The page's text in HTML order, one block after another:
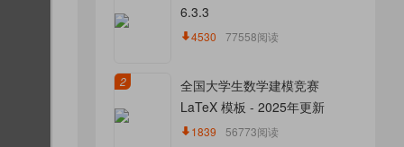
6.3.3
4530 77558阅读
2
全国大学生数学建模竞赛
LaTeX 模板 - 2025年更新
1839 56773阅读